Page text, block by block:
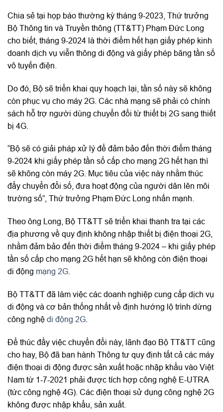
Chia sẻ tại họp báo thường kỳ tháng 9-2023, Thứ trưởng
Bộ Thông tin và Truyền thông (TT&TT) Phạm Đức Long
cho biết, tháng 9-2024 là thời điểm hết hạn giấy phép kinh
doanh dịch vụ viễn thông di động và giấy phép băng tần số
vô tuyến điện.
Do đó, Bộ sẽ triển khai quy hoạch lại, tần số này sẽ không
còn phục vụ cho máy 2G. Các nhà mạng sẽ phải có chính
sách hỗ trợ người dùng chuyển đổi từ thiết bị 2G sang thiết
bị 4G.
“Bộ sẽ có giải pháp xử lý để đảm bảo đến thời điểm tháng
9-2024 khi giấy phép tần số cấp cho mạng 2G hết hạn thì
sẽ không còn máy 2G. Mục tiêu của việc này nhằm thúc
đẩy chuyển đổi số, đưa hoạt động của người dân lên môi
trường số”, Thứ trưởng Phạm Đức Long nhấn mạnh.
Theo ông Long, Bộ TT&TT sẽ triển khai thanh tra tại các
địa phương về quy định không nhập thiết bị điện thoại 2G,
nhằm đảm bảo đến thời điểm tháng 9-2024 – khi giấy phép
tần số cấp cho mạng 2G hết hạn sẽ không còn điện thoại
di động mạng 2G
Bộ TT&TT đã làm việc các doanh nghiệp cung cấp dịch vụ
di động và cơ bản thống nhất về định hướng lộ trình dừng
công nghệ di động 2G
Để thúc đẩy việc chuyển đổi này, lãnh đạo Bộ TT&TT cũng
cho hay, Bộ đã ban hành Thông tư quy định tất cả các máy
điện thoại di động được sản xuất hoặc nhập khẩu vào Việt
Nam từ 1-7-2021 phải được tích hợp công nghệ E-UTRA
(tức công nghệ 4G). Các điện thoại sử dụng công nghệ 2G
không được nhập khẩu, sản xuất.